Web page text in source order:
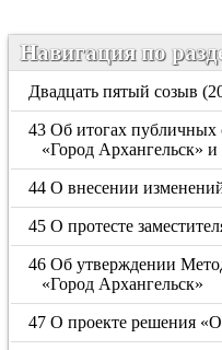
Навигация по
Двадцать пятый созыв
43 Об итогах публичных
«Город Архангельск»
44 О внесении
45 О протесте
46 Об утверждении
«Город Архангельск»
47 О проекте решения